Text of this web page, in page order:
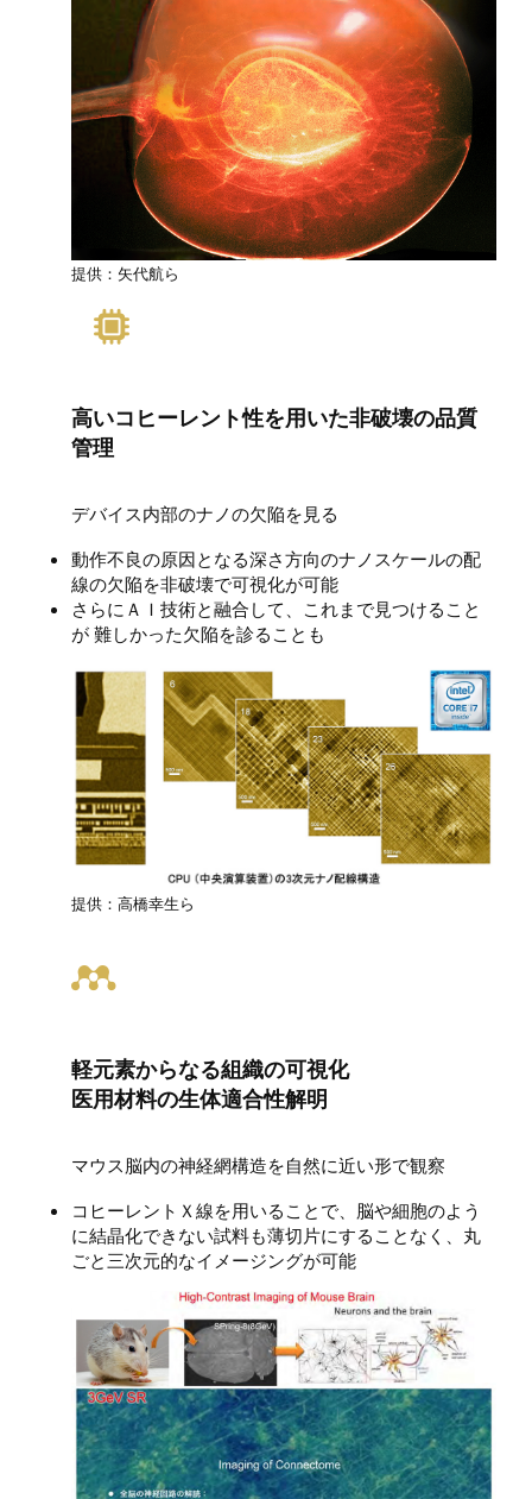
提供：矢代航ら
高いコヒーレント性を用いた非破壊の品質
管理
デバイス内部のナノの欠陥を見る
動作不良の原因となる深さ方向のナノスケールの配
線の欠陥を非破壊で可視化が可能
さらにＡＩ技術と融合して、これまで見つけること
が 難しかった欠陥を診ることも
提供：高橋幸生ら
軽元素からなる組織の可視化
医用材料の生体適合性解明
マウス脳内の神経網構造を自然に近い形で観察
コヒーレントＸ線を用いることで、脳や細胞のよう
に結晶化できない試料も薄切片にすることなく、丸
ごと三次元的なイメージングが可能